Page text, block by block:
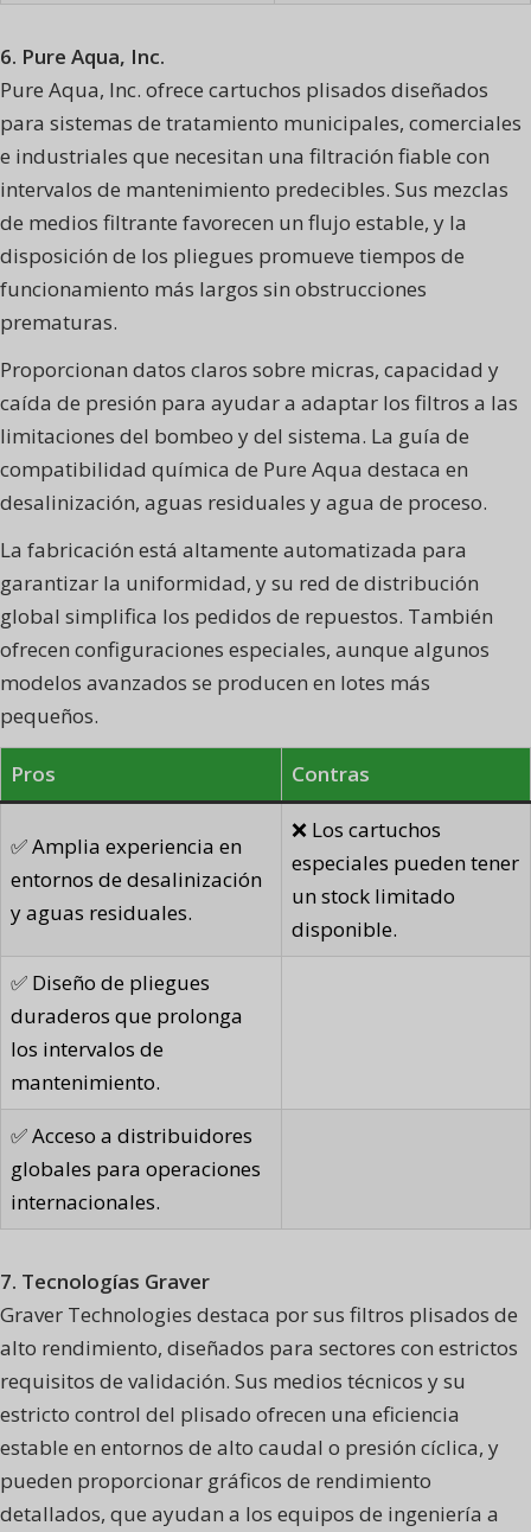
6. Pure Aqua, Inc.
Pure Aqua, Inc. ofrece cartuchos plisados diseñados
para sistemas de tratamiento municipales, comerciales
e industriales que necesitan una filtración fiable con
intervalos de mantenimiento predecibles. Sus mezclas
de medios filtrante favorecen un flujo estable, y la
disposición de los pliegues promueve tiempos de
funcionamiento más largos sin obstrucciones
prematuras.
Proporcionan datos claros sobre micras, capacidad y
caída de presión para ayudar a adaptar los filtros a las
limitaciones del bombeo y del sistema. La guía de
compatibilidad química de Pure Aqua destaca en
desalinización, aguas residuales y agua de proceso.
La fabricación está altamente automatizada para
garantizar la uniformidad, y su red de distribución
global simplifica los pedidos de repuestos. También
ofrecen configuraciones especiales, aunque algunos
modelos avanzados se producen en lotes más
pequeños.
Pros Contras
✅ Amplia experiencia en
entornos de desalinización
y aguas residuales.
❌ Los cartuchos
especiales pueden tener
un stock limitado
disponible.
✅ Diseño de pliegues
duraderos que prolonga
los intervalos de
mantenimiento.
✅ Acceso a distribuidores
globales para operaciones
internacionales.
7. Tecnologías Graver
Graver Technologies destaca por sus filtros plisados de
alto rendimiento, diseñados para sectores con estrictos
requisitos de validación. Sus medios técnicos y su
estricto control del plisado ofrecen una eficiencia
estable en entornos de alto caudal o presión cíclica, y
pueden proporcionar gráficos de rendimiento
detallados, que ayudan a los equipos de ingeniería a